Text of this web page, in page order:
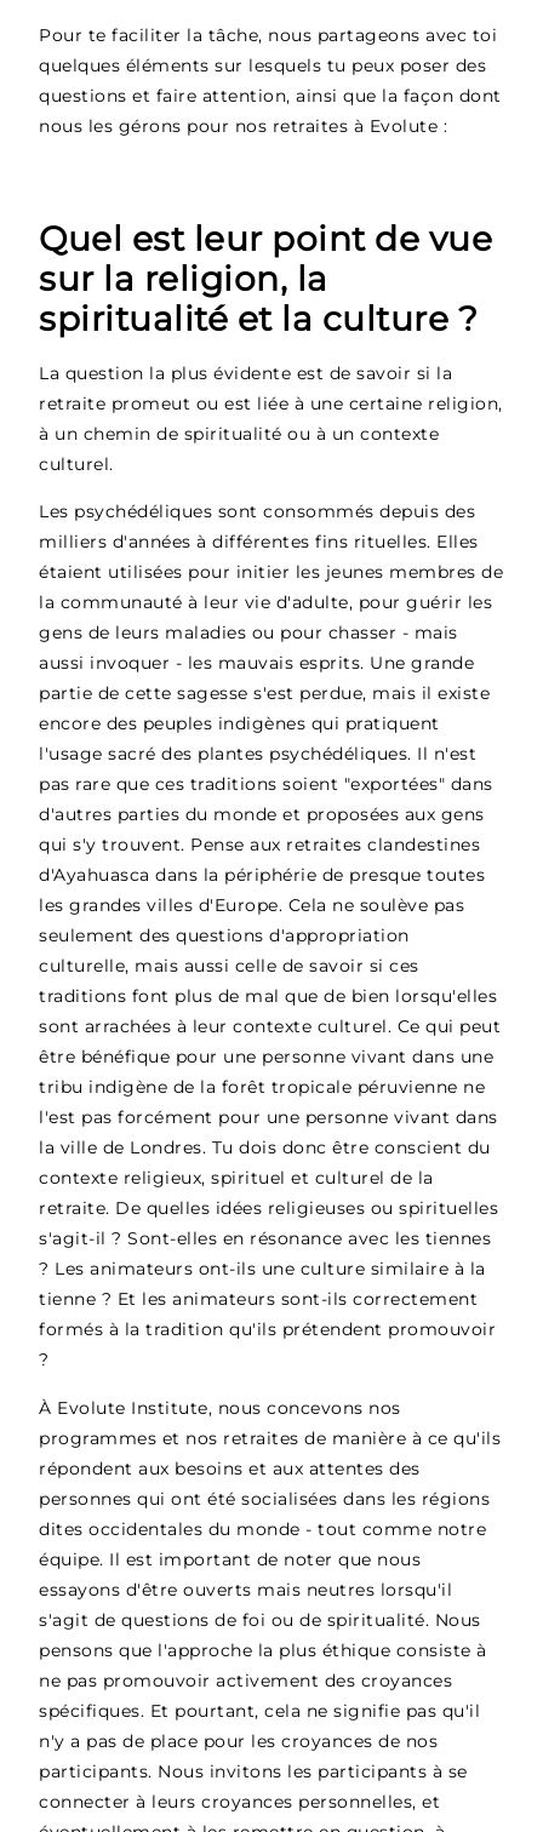
Pour te faciliter la tâche, nous partageons avec toi
quelques éléments sur lesquels tu peux poser des
questions et faire attention, ainsi que la façon dont
nous les gérons pour nos retraites à Evolute :
Quel est leur point de vue
sur la religion, la
spiritualité et la culture ?
La question la plus évidente est de savoir si la
retraite promeut ou est liée à une certaine religion,
à un chemin de spiritualité ou à un contexte
culturel.
Les psychédéliques sont consommés depuis des
milliers d'années à différentes fins rituelles. Elles
étaient utilisées pour initier les jeunes membres de
la communauté à leur vie d'adulte, pour guérir les
gens de leurs maladies ou pour chasser - mais
aussi invoquer - les mauvais esprits. Une grande
partie de cette sagesse s'est perdue, mais il existe
encore des peuples indigènes qui pratiquent
l'usage sacré des plantes psychédéliques. Il n'est
pas rare que ces traditions soient "exportées" dans
d'autres parties du monde et proposées aux gens
qui s'y trouvent. Pense aux retraites clandestines
d'Ayahuasca dans la périphérie de presque toutes
les grandes villes d'Europe. Cela ne soulève pas
seulement des questions d'appropriation
culturelle, mais aussi celle de savoir si ces
traditions font plus de mal que de bien lorsqu'elles
sont arrachées à leur contexte culturel. Ce qui peut
être bénéfique pour une personne vivant dans une
tribu indigène de la forêt tropicale péruvienne ne
l'est pas forcément pour une personne vivant dans
la ville de Londres. Tu dois donc être conscient du
contexte religieux, spirituel et culturel de la
retraite. De quelles idées religieuses ou spirituelles
s'agit-il ? Sont-elles en résonance avec les tiennes
? Les animateurs ont-ils une culture similaire à la
tienne ? Et les animateurs sont-ils correctement
formés à la tradition qu'ils prétendent promouvoir
?
À Evolute Institute, nous concevons nos
programmes et nos retraites de manière à ce qu'ils
répondent aux besoins et aux attentes des
personnes qui ont été socialisées dans les régions
dites occidentales du monde - tout comme notre
équipe. Il est important de noter que nous
essayons d'être ouverts mais neutres lorsqu'il
s'agit de questions de foi ou de spiritualité. Nous
pensons que l'approche la plus éthique consiste à
ne pas promouvoir activement des croyances
spécifiques. Et pourtant, cela ne signifie pas qu'il
n'y a pas de place pour les croyances de nos
participants. Nous invitons les participants à se
connecter à leurs croyances personnelles, et